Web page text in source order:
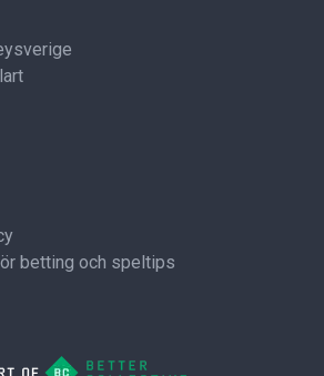
betting och speltips